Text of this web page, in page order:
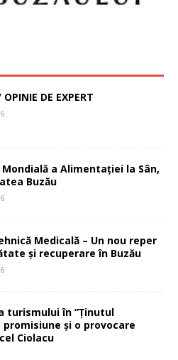
DE EXPERT
Mondială a Alimentației la Sân,
Buzău
Medicală – Un nou reper
și recuperare în Buzău
turismului în ”Ținutul
promisiune și o provocare
Ciolacu